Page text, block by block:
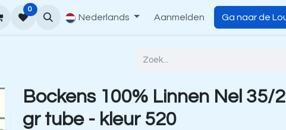
Hoe te bestellen Contact
0
Nederlands Aanmelden Ga naar de
Bockens 100% Linnen Nel 35/
gr tube - kleur 520